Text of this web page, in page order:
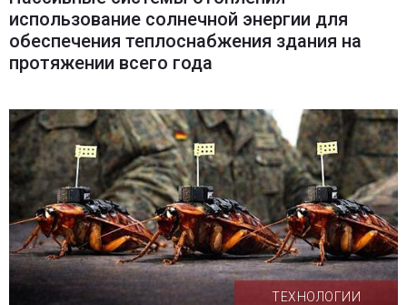
использование солнечной энергии для
обеспечения теплоснабжения здания на
протяжении всего года
ТЕХНОЛОГИИ